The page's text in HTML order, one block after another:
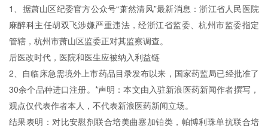
1、据萧山区纪委官方公众号“萧然清风”最新消息：浙江省人民医院
麻醉科主任胡双飞涉嫌严重违法，经浙江省监委、杭州市监委指定
管辖，杭州市萧山区监委正对其监察调查。
后医改时代，医院和医生应被纳入利益链
2、自临床急需境外上市药品目录发布以来，国家药监局已经批准了
30余个品种进口注册。*声明：本文由入驻新浪医药新闻作者撰写，
观点仅代表作者本人，不代表新浪医药新闻立场。
结果表明：对比安慰剂联合培美曲塞加铂类，帕博利珠单抗联合培